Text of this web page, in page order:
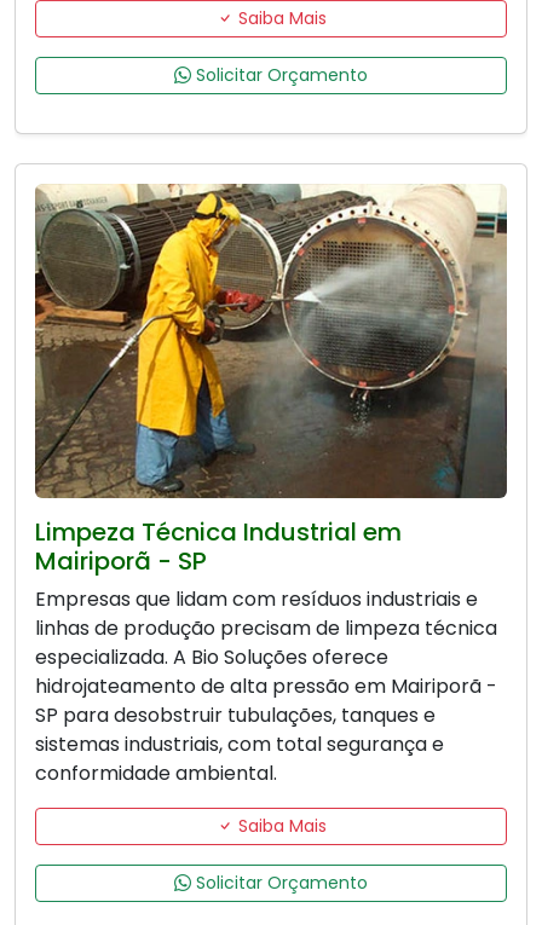
Saiba Mais
Solicitar Orçamento
Limpeza Técnica Industrial em
Mairiporã - SP
Empresas que lidam com resíduos industriais e
linhas de produção precisam de limpeza técnica
especializada. A Bio Soluções oferece
hidrojateamento de alta pressão em Mairiporã -
SP para desobstruir tubulações, tanques e
sistemas industriais, com total segurança e
conformidade ambiental.
Saiba Mais
Solicitar Orçamento